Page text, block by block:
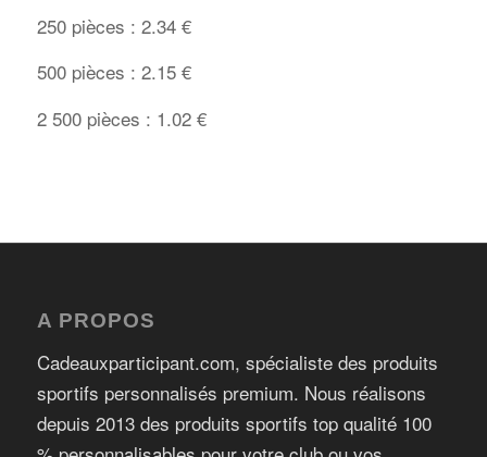
250 pièces : 2.34 €
500 pièces : 2.15 €
2 500 pièces : 1.02 €
A PROPOS
Cadeauxparticipant.com, spécialiste des produits
sportifs personnalisés premium. Nous réalisons
depuis 2013 des produits sportifs top qualité 100